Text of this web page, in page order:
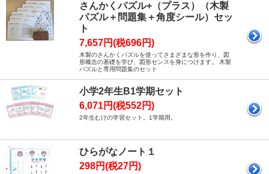
さんかくパズル+（プラス）（木製
パズル＋問題集＋角度シール）セッ
ト
7,657円(税696円)
木製のさんかくパズルを使ってさまざまな形を作り、図
形概念の基礎を学び、図形センスを身につけます。 木製
パズルと専用問題集のセット
小学2年生B1学期セット
6,071円(税552円)
2年生むけの学習セット。1学期用。
ひらがなノート１
298円(税27円)